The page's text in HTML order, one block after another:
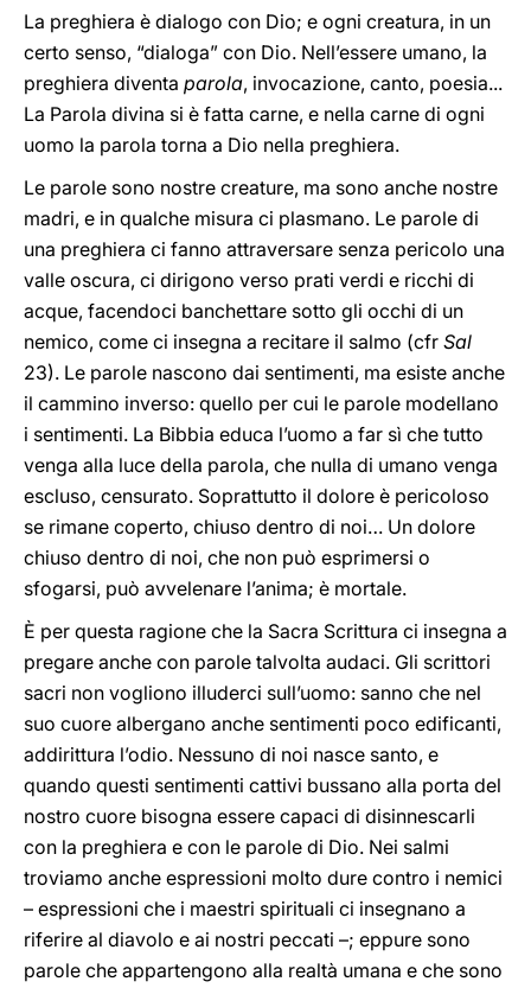
La preghiera è dialogo con Dio; e ogni creatura, in un
certo senso, “dialoga” con Dio. Nell’essere umano, la
preghiera diventa parola, invocazione, canto, poesia...
La Parola divina si è fatta carne, e nella carne di ogni
uomo la parola torna a Dio nella preghiera.
Le parole sono nostre creature, ma sono anche nostre
madri, e in qualche misura ci plasmano. Le parole di
una preghiera ci fanno attraversare senza pericolo una
valle oscura, ci dirigono verso prati verdi e ricchi di
acque, facendoci banchettare sotto gli occhi di un
nemico, come ci insegna a recitare il salmo (cfr Sal
23). Le parole nascono dai sentimenti, ma esiste anche
il cammino inverso: quello per cui le parole modellano
i sentimenti. La Bibbia educa l’uomo a far sì che tutto
venga alla luce della parola, che nulla di umano venga
escluso, censurato. Soprattutto il dolore è pericoloso
se rimane coperto, chiuso dentro di noi… Un dolore
chiuso dentro di noi, che non può esprimersi o
sfogarsi, può avvelenare l’anima; è mortale.
È per questa ragione che la Sacra Scrittura ci insegna a
pregare anche con parole talvolta audaci. Gli scrittori
sacri non vogliono illuderci sull’uomo: sanno che nel
suo cuore albergano anche sentimenti poco edificanti,
addirittura l’odio. Nessuno di noi nasce santo, e
quando questi sentimenti cattivi bussano alla porta del
nostro cuore bisogna essere capaci di disinnescarli
con la preghiera e con le parole di Dio. Nei salmi
troviamo anche espressioni molto dure contro i nemici
– espressioni che i maestri spirituali ci insegnano a
riferire al diavolo e ai nostri peccati –; eppure sono
parole che appartengono alla realtà umana e che sono